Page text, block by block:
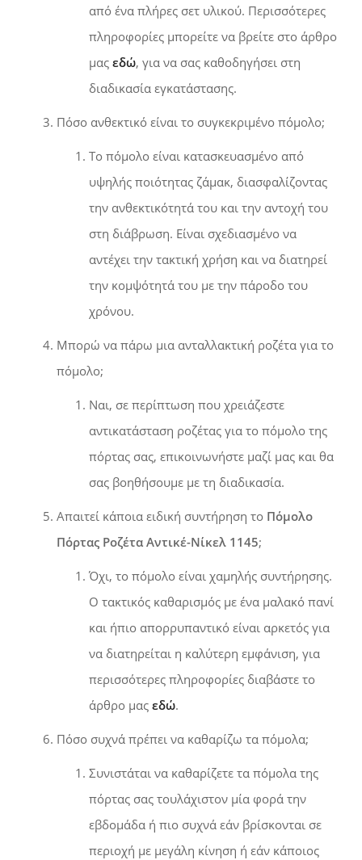
από ένα πλήρες σετ υλικού. Περισσότερες
πληροφορίες μπορείτε να βρείτε στο άρθρο
μας εδώ, για να σας καθοδηγήσει στη
διαδικασία εγκατάστασης.
Πόσο ανθεκτικό είναι το συγκεκριμένο πόμολο;
Το πόμολο είναι κατασκευασμένο από
υψηλής ποιότητας ζάμακ, διασφαλίζοντας
την ανθεκτικότητά του και την αντοχή του
στη διάβρωση. Είναι σχεδιασμένο να
αντέχει την τακτική χρήση και να διατηρεί
την κομψότητά του με την πάροδο του
χρόνου.
Μπορώ να πάρω μια ανταλλακτική ροζέτα για το
πόμολο;
Ναι, σε περίπτωση που χρειάζεστε
αντικατάσταση ροζέτας για το πόμολο της
πόρτας σας, επικοινωνήστε μαζί μας και θα
σας βοηθήσουμε με τη διαδικασία.
Απαιτεί κάποια ειδική συντήρηση το Πόμολο
Πόρτας Ροζέτα Αντικέ-Νίκελ 1145;
Όχι, το πόμολο είναι χαμηλής συντήρησης.
Ο τακτικός καθαρισμός με ένα μαλακό πανί
και ήπιο απορρυπαντικό είναι αρκετός για
να διατηρείται η καλύτερη εμφάνιση, για
περισσότερες πληροφορίες διαβάστε το
άρθρο μας εδώ.
Πόσο συχνά πρέπει να καθαρίζω τα πόμολα;
Συνιστάται να καθαρίζετε τα πόμολα της
πόρτας σας τουλάχιστον μία φορά την
εβδομάδα ή πιο συχνά εάν βρίσκονται σε
περιοχή με μεγάλη κίνηση ή εάν κάποιος